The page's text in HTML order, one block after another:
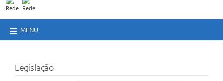
MENU
Legislação